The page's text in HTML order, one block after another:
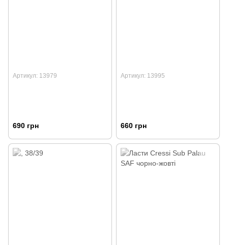
Артикул: 13979
690 грн
Артикул: 13995
660 грн